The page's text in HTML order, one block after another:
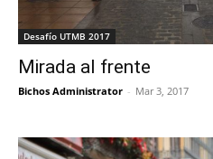
Desafío UTMB 2017
Mirada al frente
Bichos Administrator - Mar 3, 2017